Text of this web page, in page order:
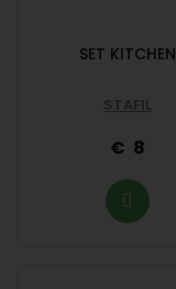
SET KITCHEN
STAFIL
8